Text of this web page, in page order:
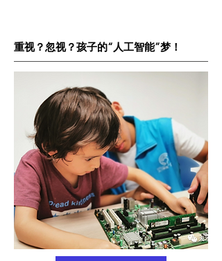
重视？忽视？孩子的“人工智能”梦！